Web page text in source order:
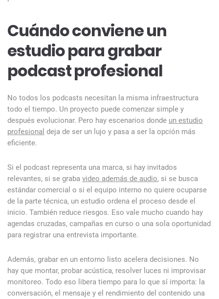
Cuándo conviene un
estudio para grabar
podcast profesional
No todos los podcasts necesitan la misma infraestructura
todo el tiempo. Un proyecto puede comenzar simple y
después evolucionar. Pero hay escenarios donde un estudio
profesional deja de ser un lujo y pasa a ser la opción más
eficiente.
Si el podcast representa una marca, si hay invitados
relevantes, si se graba video además de audio, si se busca
estándar comercial o si el equipo interno no quiere ocuparse
de la parte técnica, un estudio ordena el proceso desde el
inicio. También reduce riesgos. Eso vale mucho cuando hay
agendas cruzadas, campañas en curso o una sola oportunidad
para registrar una entrevista importante.
Además, grabar en un entorno listo acelera decisiones. No
hay que montar, probar acústica, resolver luces ni improvisar
monitoreo. Todo eso libera tiempo para lo que sí importa: la
conversación, el mensaje y el rendimiento del contenido una